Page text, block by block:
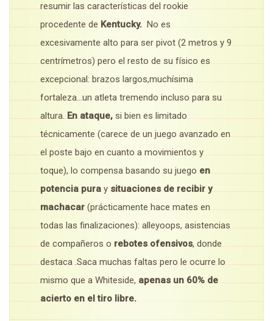
resumir las características del rookie
procedente de Kentucky. No es
excesivamente alto para ser pivot (2 metros y 9
centrímetros) pero el resto de su físico es
excepcional: brazos largos,muchísima
fortaleza…un atleta tremendo incluso para su
altura. En ataque, si bien es limitado
técnicamente (carece de un juego avanzado en
el poste bajo en cuanto a movimientos y
toque), lo compensa basando su juego en
potencia pura y situaciones de recibir y
machacar (prácticamente hace mates en
todas las finalizaciones): alleyoops, asistencias
de compañeros o rebotes ofensivos, donde
destaca .Saca muchas faltas pero le ocurre lo
mismo que a Whiteside, apenas un 60% de
acierto en el tiro libre.